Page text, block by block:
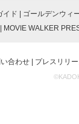
イド ゴールデンウィ
MOVIE WALKER
合わせ プレスリリ